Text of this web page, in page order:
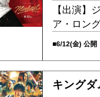
【出演】
ア・ロン
■6/12(金) 公開
キングダ